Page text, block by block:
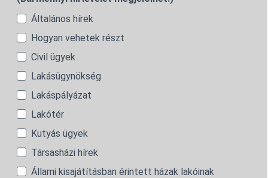
Általános hírek
Hogyan vehetek részt
Civil ügyek
Lakásügynökség
Lakáspályázat
Lakótér
Kutyás ügyek
Társasházi hírek
Állami kisajátításban érintett házak lakóinak